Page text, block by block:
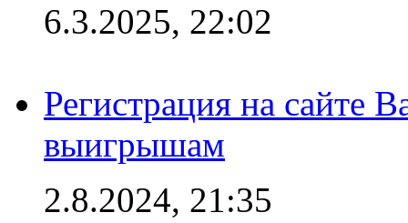
6.3.2025, 22:02
Регистрация на сайте
выигрышам
2.8.2024, 21:35